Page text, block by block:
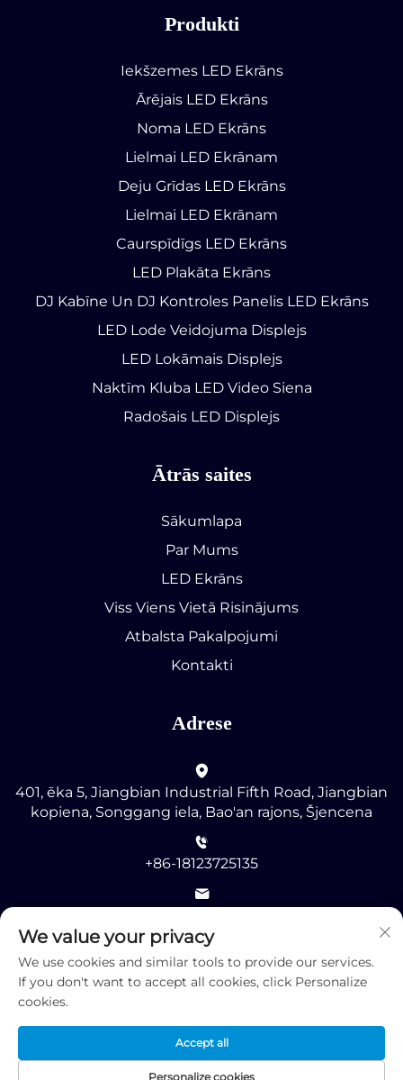
Produkti
Iekšzemes LED Ekrāns
Ārējais LED Ekrāns
Noma LED Ekrāns
Lielmai LED Ekrānam
Deju Grīdas LED Ekrāns
Lielmai LED Ekrānam
Caurspīdīgs LED Ekrāns
LED Plakāta Ekrāns
DJ Kabīne Un DJ Kontroles Panelis LED Ekrāns
LED Lode Veidojuma Displejs
LED Lokāmais Displejs
Naktīm Kluba LED Video Siena
Radošais LED Displejs
Ātrās saites
Sākumlapa
Par Mums
LED Ekrāns
Viss Viens Vietā Risinājums
Atbalsta Pakalpojumi
Kontakti
Adrese
401, ēka 5, Jiangbian Industrial Fifth Road, Jiangbian
kopiena, Songgang iela, Bao'an rajons, Šjencena
+86-18123725135
Autortiesības © 2025 ar visām tiesībām patur Shenzhen
RMG Optoelectronics Co., Ltd. -
politika
We value your privacy
We use cookies and similar tools to provide our services.
If you don't want to accept all cookies, click Personalize
cookies.
Personalize cookies
Accept all